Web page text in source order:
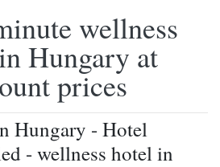
wellness
Hungary at
prices
Hungary - Hotel
- wellness hotel in